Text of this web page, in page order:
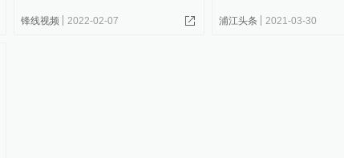
锋线视频 2022-02-07 浦江头条 2021-03-30